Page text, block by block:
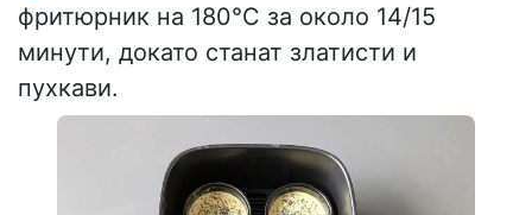
фритюрник на 180°C за около 14/15
минути, докато станат златисти и
пухкави.